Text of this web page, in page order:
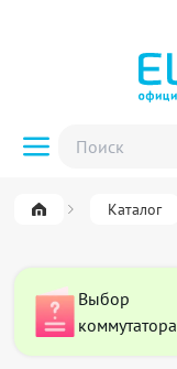
Каталог
Выбор
коммутатора